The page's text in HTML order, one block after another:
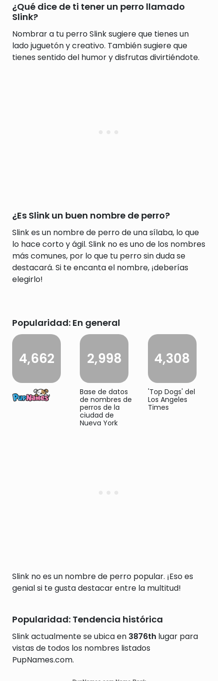
¿Qué dice de ti tener un perro llamado
Slink?
Nombrar a tu perro Slink sugiere que tienes un
lado juguetón y creativo. También sugiere que
tienes sentido del humor y disfrutas divirtiéndote.
¿Es Slink un buen nombre de perro?
Slink es un nombre de perro de una sílaba, lo que
lo hace corto y ágil. Slink no es uno de los nombres
más comunes, por lo que tu perro sin duda se
destacará. Si te encanta el nombre, ¡deberías
elegirlo!
Popularidad: En general
4,662 2,998
Base de datos
de nombres de
perros de la
ciudad de
Nueva York
4,308
'Top Dogs' del
Los Angeles
Times
Slink no es un nombre de perro popular. ¡Eso es
genial si te gusta destacar entre la multitud!
Popularidad: Tendencia histórica
Slink actualmente se ubica en 3876th lugar para
vistas de todos los nombres listados
PupNames.com.